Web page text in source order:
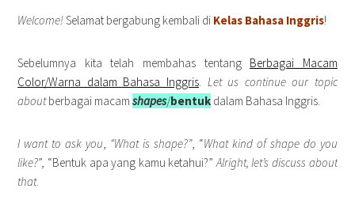
Welcome!Selamat bergabung kembali di Kelas Bahasa Inggris!
Sebelumnya kita telah membahas tentang Berbagai Macam
Color/Warna dalam Bahasa Inggris. Let us continue our topic
aboutberbagai macamshapes/bentuk dalam Bahasa Inggris.
I want to ask you, “What is shape?”, “What kind of shape do you
like?”, “Bentuk apa yang kamu ketahui?”Alright, let’s discuss about
that.